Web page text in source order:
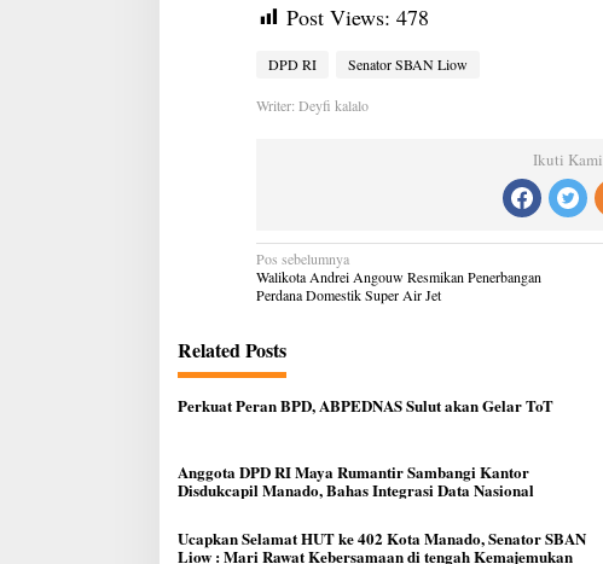
Post Views: 478
DPD RI Senator SBAN Liow
Writer: Deyfi kalalo
Ikuti Kami
Navigasi
pos
Pos sebelumnya
Walikota Andrei Angouw Resmikan Penerbangan
Perdana Domestik Super Air Jet
Related Posts
Perkuat Peran BPD, ABPEDNAS Sulut akan Gelar ToT
Anggota DPD RI Maya Rumantir Sambangi Kantor
Disdukcapil Manado, Bahas Integrasi Data Nasional
Ucapkan Selamat HUT ke 402 Kota Manado, Senator SBAN
Liow : Mari Rawat Kebersamaan di tengah Kemajemukan